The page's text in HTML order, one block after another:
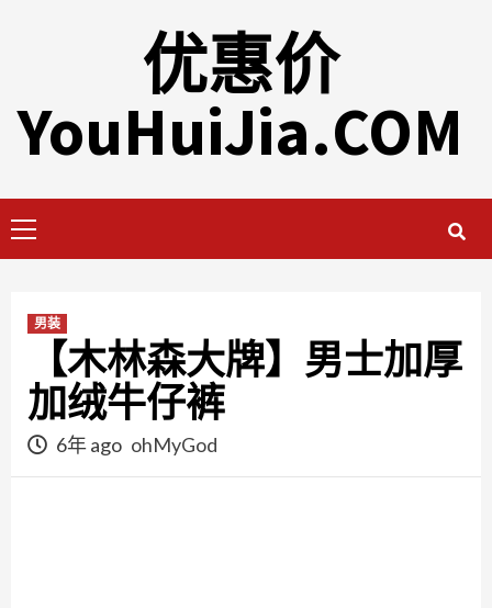
优惠价
YouHuiJia.COM
Menu
男装
【木林森大牌】男士加厚
加绒牛仔裤
6年 ago ohMyGod